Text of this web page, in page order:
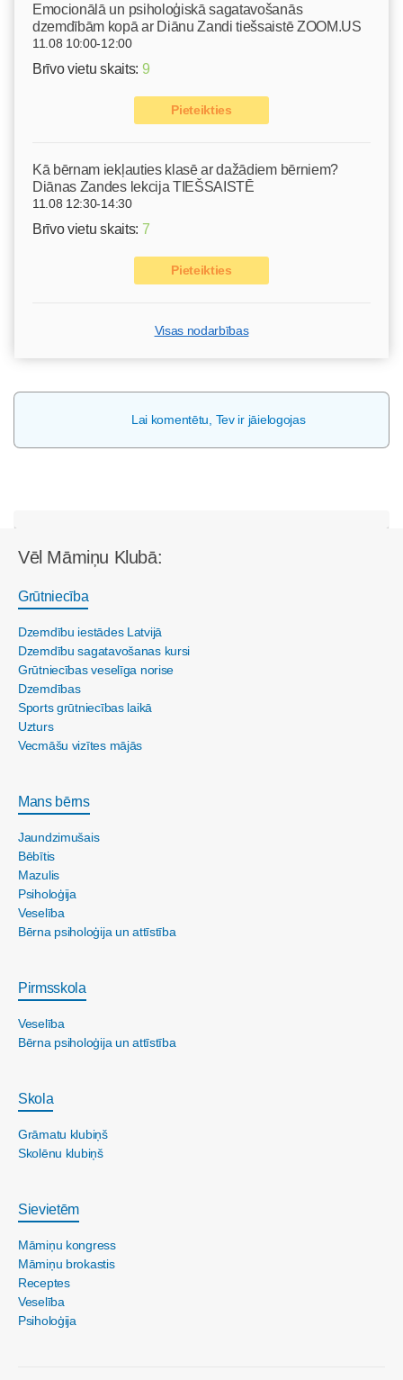
Emocionālā un psiholoģiskā sagatavošanās
dzemdībām kopā ar Diānu Zandi tiešsaistē ZOOM.US
11.08 10:00-12:00
Brīvo vietu skaits: 9
Pieteikties
Kā bērnam iekļauties klasē ar dažādiem bērniem?
Diānas Zandes lekcija TIEŠSAISTĒ
11.08 12:30-14:30
Brīvo vietu skaits: 7
Pieteikties
Visas nodarbības
Lai komentētu, Tev ir jāielogojas
Vēl Māmiņu Klubā:
Grūtniecība
Dzemdību iestādes Latvijā
Dzemdību sagatavošanas kursi
Grūtniecības veselīga norise
Dzemdības
Sports grūtniecības laikā
Uzturs
Vecmāšu vizītes mājās
Mans bērns
Jaundzimušais
Bēbītis
Mazulis
Psiholoģija
Veselība
Bērna psiholoģija un attīstība
Pirmsskola
Veselība
Bērna psiholoģija un attīstība
Skola
Grāmatu klubiņš
Skolēnu klubiņš
Sievietēm
Māmiņu kongress
Māmiņu brokastis
Receptes
Veselība
Psiholoģija